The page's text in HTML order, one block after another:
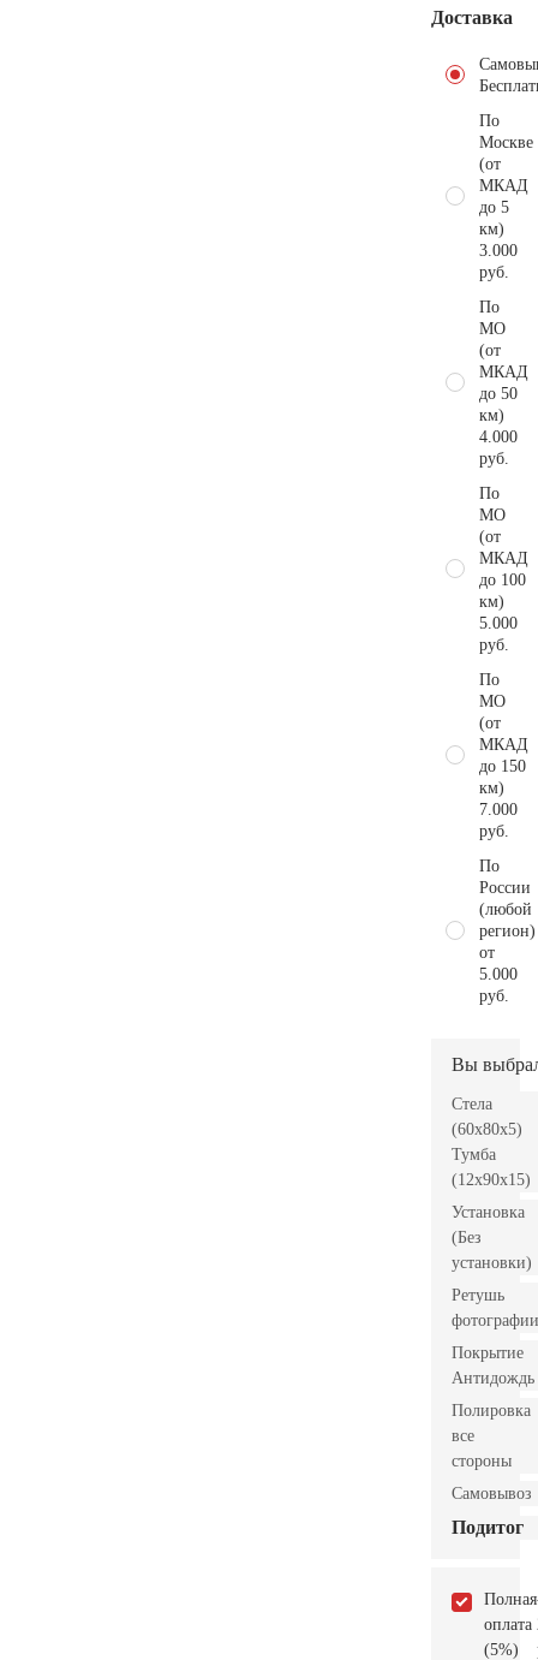
Доставка
По
Москве
(от
МКАД
до 5
км)
3.000
руб.
По
МО
(от
МКАД
до 50
км)
4.000
руб.
По
МО
(от
МКАД
до 100
км)
5.000
руб.
По
МО
(от
МКАД
до 150
км)
7.000
руб.
По
России
(любой
регион)
от
5.000
руб.
Вы
Стела
(60x80x5)
Тумба
(12x90x15)
Установка
(Без
установки)
Ретушь
фотографии
Покрытие
Антидождь
Полировка
все
стороны
Самовывоз
Подитог
Полная
оплата
(5%)